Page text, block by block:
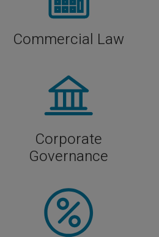
Commercial Law
Corporate
Governance